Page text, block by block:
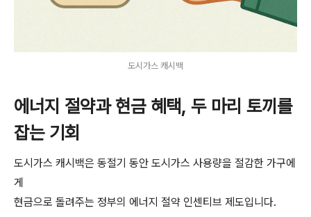
도시가스 캐시백
에너지 절약과 현금 혜택, 두 마리 토끼를
잡는 기회
도시가스 캐시백은 동절기 동안 도시가스 사용량을 절감한 가구에
게
현금으로 돌려주는 정부의 에너지 절약 인센티브 제도입니다.